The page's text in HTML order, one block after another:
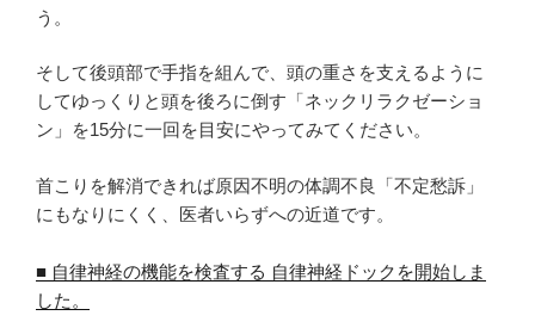
う。
そして後頭部で手指を組んで、頭の重さを支えるように
してゆっくりと頭を後ろに倒す「ネックリラクゼーショ
ン」を15分に一回を目安にやってみてください。
首こりを解消できれば原因不明の体調不良「不定愁訴」
にもなりにくく、医者いらずへの近道です。
■ 自律神経の機能を検査する 自律神経ドックを開始しま
した。